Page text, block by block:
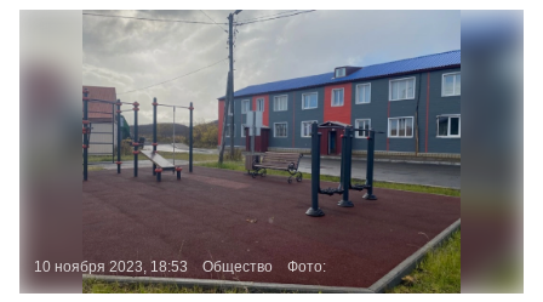
10 ноября 2023, 18:53 Общество Фото: